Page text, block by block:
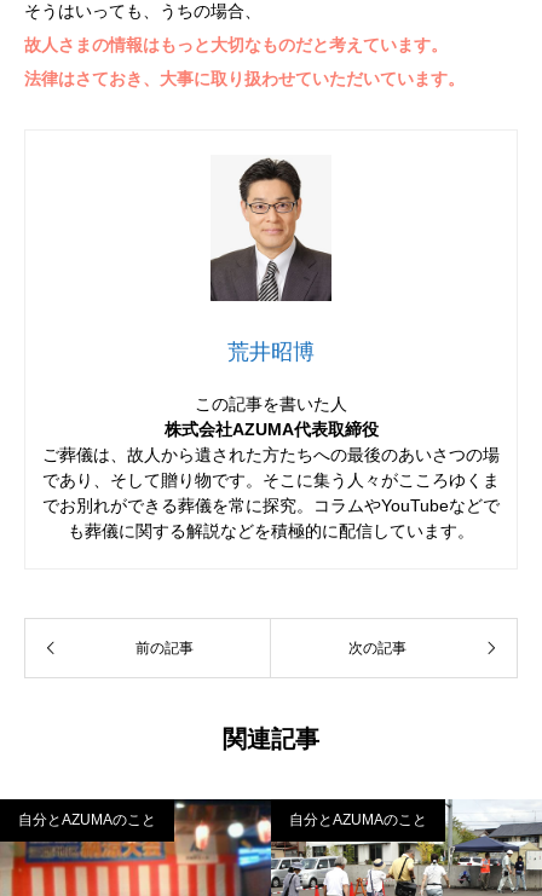
そうはいっても、うちの場合、
故人さまの情報はもっと大切なものだと考えています。
法律はさておき、大事に取り扱わせていただいています。
荒井昭博
この記事を書いた人
株式会社AZUMA代表取締役
ご葬儀は、故人から遺された方たちへの最後のあいさつの場
であり、そして贈り物です。そこに集う人々がこころゆくま
でお別れができる葬儀を常に探究。コラムやYouTubeなどで
も葬儀に関する解説などを積極的に配信しています。
前の記事 次の記事
関連記事
自分とAZUMAのこと 自分とAZUMAのこと